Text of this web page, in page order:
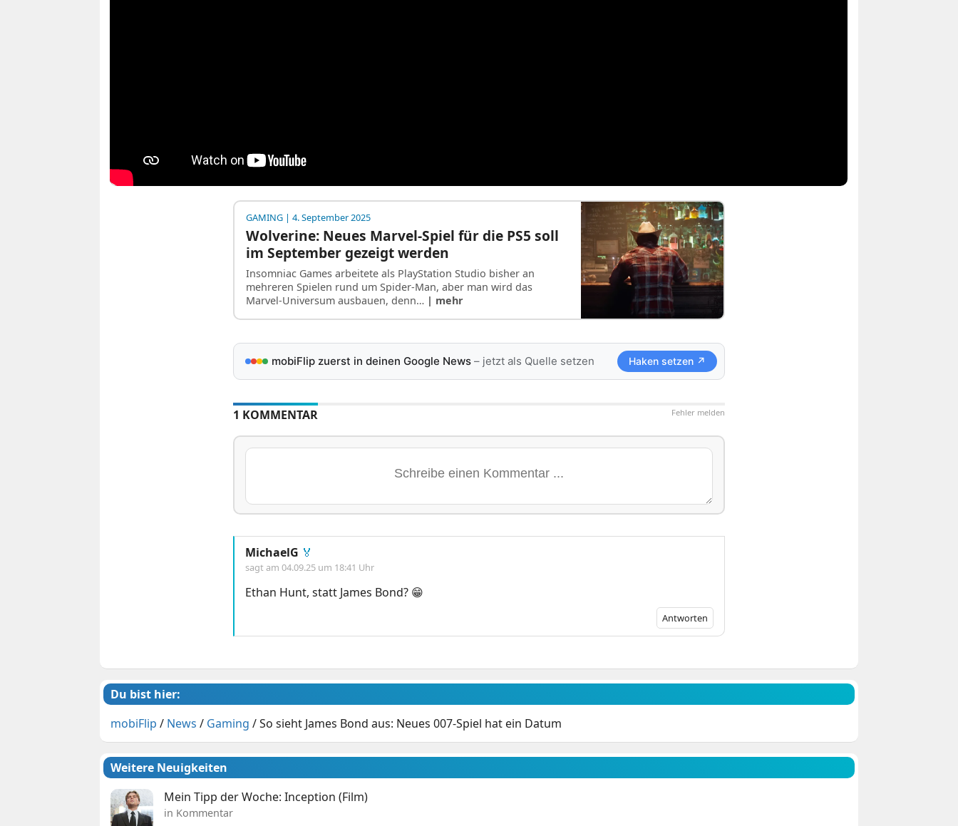
GAMING| 4. September 2025
Wolverine: Neues Marvel-Spiel für die PS5 soll
im September gezeigt werden
Insomniac Games arbeitete als PlayStation Studio bisher an
mehreren Spielen rund um Spider-Man, aber man wird das
Marvel-Universum ausbauen, denn… | mehr
mobiFlip zuerst in deinen Google News– jetzt als Quelle setzen Haken setzen ↗
Fehler melden
1 KOMMENTAR
MichaelG 🏅
sagt am 04.09.25 um 18:41 Uhr
Ethan Hunt, statt James Bond? 😁
Antworten
Du bist hier:
mobiFlip / News / Gaming /So sieht James Bond aus: Neues 007-Spiel hat ein Datum
Weitere Neuigkeiten
Mein Tipp der Woche: Inception (Film)
in Kommentar